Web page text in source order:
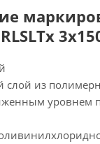
слой из
уровнем